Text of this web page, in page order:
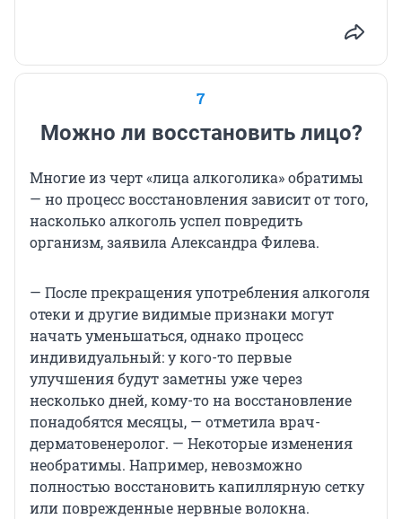
7
Можно ли восстановить лицо?
Многие из черт «лица алкоголика» обратимы
— но процесс восстановления зависит от того,
насколько алкоголь успел повредить
организм, заявила Александра Филева.
— После прекращения употребления алкоголя
отеки и другие видимые признаки могут
начать уменьшаться, однако процесс
индивидуальный: у кого-то первые
улучшения будут заметны уже через
несколько дней, кому-то на восстановление
понадобятся месяцы, — отметила врач-
дерматовенеролог. — Некоторые изменения
необратимы. Например, невозможно
полностью восстановить капиллярную сетку
или поврежденные нервные волокна.